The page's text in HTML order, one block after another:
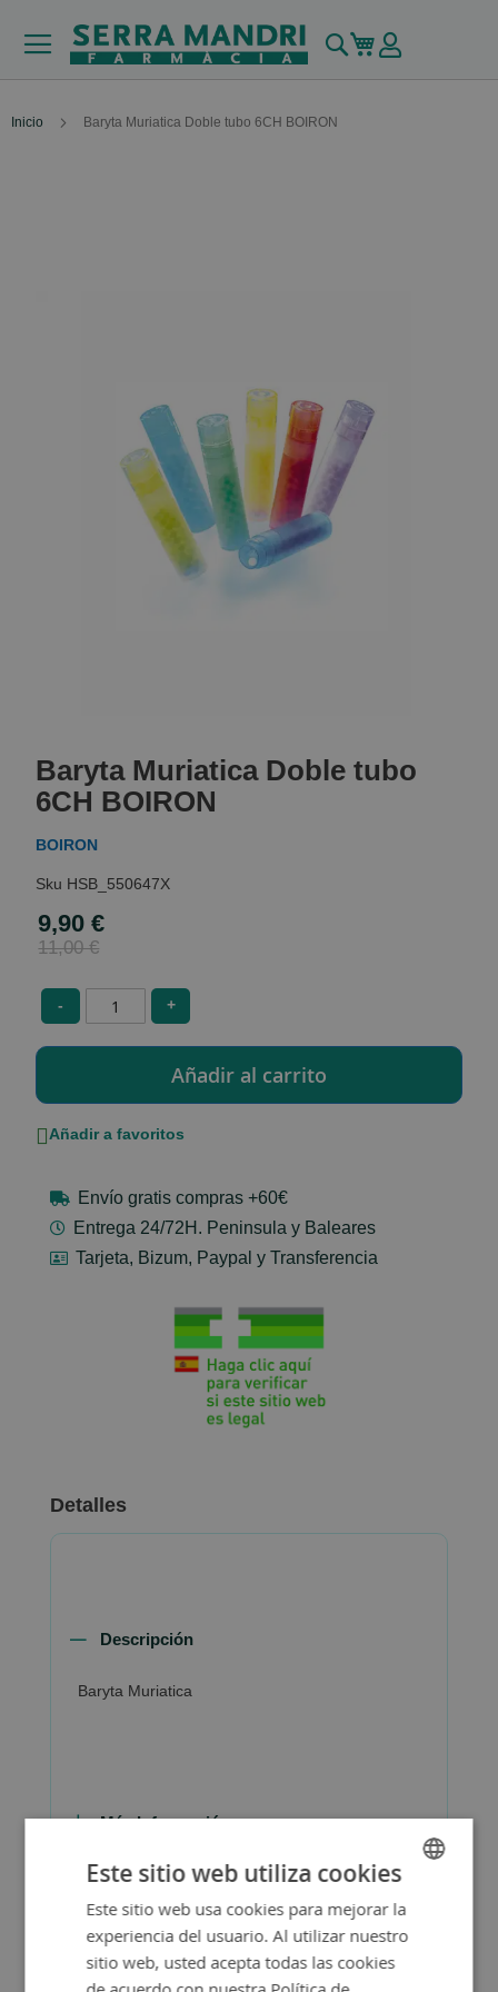
Buscar
Mi carrito
Inicio Baryta Muriatica Doble tubo 6CH BOIRON
the
beginning
of
the
gallery
Baryta Muriatica Doble tubo
6CH BOIRON
BOIRON
HSB_550647X
Special
Price
9,90 €
11,00 €
- +
Añadir a favoritos
Envío gratis compras +60€
Entrega 24/72H. Peninsula y Baleares
Tarjeta, Bizum, Paypal y Transferencia
Detalles
Descripción
Baryta Muriatica
Más Información
SPANISH
ENGLISH
Este sitio web utiliza cookies
Este sitio web usa cookies para mejorar la
experiencia del usuario. Al utilizar nuestro
sitio web, usted acepta todas las cookies